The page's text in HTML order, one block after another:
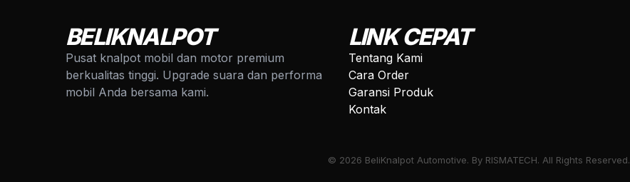
BELIKNALPOT
Pusat knalpot mobil dan motor premium
berkualitas tinggi. Upgrade suara dan performa
mobil Anda bersama kami.
LINK CEPAT
Tentang Kami
Cara Order
Garansi Produk
Kontak
© 2026 BeliKnalpot Automotive. By RISMATECH. All Rights Reserved.